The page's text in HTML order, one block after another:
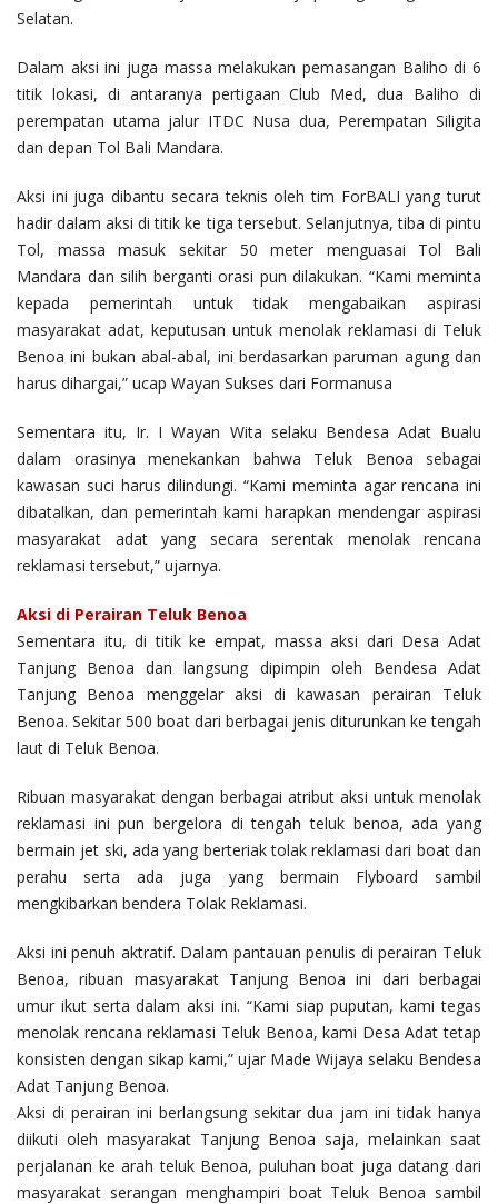
Selatan.
Dalam aksi ini juga massa melakukan pemasangan Baliho di 6
titik lokasi, di antaranya pertigaan Club Med, dua Baliho di
perempatan utama jalur ITDC Nusa dua, Perempatan Siligita
dan depan Tol Bali Mandara.
Aksi ini juga dibantu secara teknis oleh tim ForBALI yang turut
hadir dalam aksi di titik ke tiga tersebut. Selanjutnya, tiba di pintu
Tol, massa masuk sekitar 50 meter menguasai Tol Bali
Mandara dan silih berganti orasi pun dilakukan. “Kami meminta
kepada pemerintah untuk tidak mengabaikan aspirasi
masyarakat adat, keputusan untuk menolak reklamasi di Teluk
Benoa ini bukan abal-abal, ini berdasarkan paruman agung dan
harus dihargai,” ucap Wayan Sukses dari Formanusa
Sementara itu, Ir. I Wayan Wita selaku Bendesa Adat Bualu
dalam orasinya menekankan bahwa Teluk Benoa sebagai
kawasan suci harus dilindungi. “Kami meminta agar rencana ini
dibatalkan, dan pemerintah kami harapkan mendengar aspirasi
masyarakat adat yang secara serentak menolak rencana
reklamasi tersebut,” ujarnya.
Aksi di Perairan Teluk Benoa
Sementara itu, di titik ke empat, massa aksi dari Desa Adat
Tanjung Benoa dan langsung dipimpin oleh Bendesa Adat
Tanjung Benoa menggelar aksi di kawasan perairan Teluk
Benoa. Sekitar 500 boat dari berbagai jenis diturunkan ke tengah
laut di Teluk Benoa.
Ribuan masyarakat dengan berbagai atribut aksi untuk menolak
reklamasi ini pun bergelora di tengah teluk benoa, ada yang
bermain jet ski, ada yang berteriak tolak reklamasi dari boat dan
perahu serta ada juga yang bermain Flyboard sambil
mengkibarkan bendera Tolak Reklamasi.
Aksi ini penuh aktratif. Dalam pantauan penulis di perairan Teluk
Benoa, ribuan masyarakat Tanjung Benoa ini dari berbagai
umur ikut serta dalam aksi ini. “Kami siap puputan, kami tegas
menolak rencana reklamasi Teluk Benoa, kami Desa Adat tetap
konsisten dengan sikap kami,” ujar Made Wijaya selaku Bendesa
Adat Tanjung Benoa.
Aksi di perairan ini berlangsung sekitar dua jam ini tidak hanya
diikuti oleh masyarakat Tanjung Benoa saja, melainkan saat
perjalanan ke arah teluk Benoa, puluhan boat juga datang dari
masyarakat serangan menghampiri boat Teluk Benoa sambil